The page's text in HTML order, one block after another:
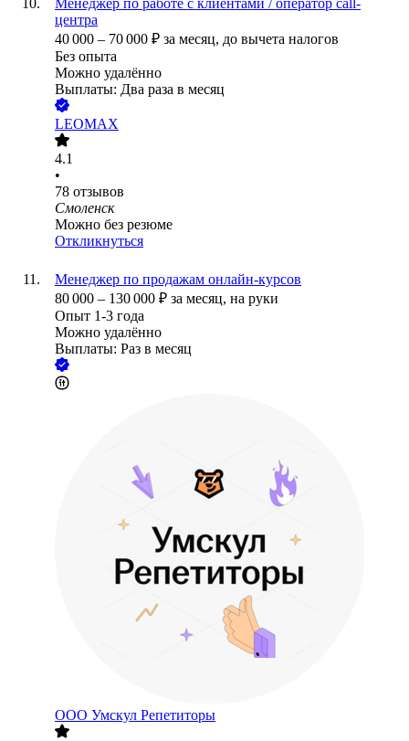
Менеджер по работе с клиентами / оператор call-
центра
40 000 – 70 000 ₽ за месяц, до вычета налогов
Без опыта
Можно удалённо
Выплаты: Два раза в месяц
LEOMAX
4.1
•
78 отзывов
Смоленск
Можно без резюме
Откликнуться
Менеджер по продажам онлайн-курсов
80 000 – 130 000 ₽ за месяц, на руки
Опыт 1-3 года
Можно удалённо
Выплаты: Раз в месяц
ООО Умскул Репетиторы